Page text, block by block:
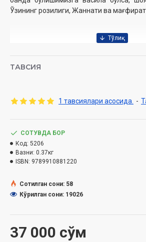
Ўзининг розилиги, Жаннати ва
Сана:2024 йил
Ўлчами:60×90 1/16‎
Ўзбекистон Республикаси Вазирлар
Дин ишлари бўйича қўмитанинг
ТАВСИЯ
1 тавсиялари асосида. -
37 000 сўм
СОТУВДА БОР
Код: 5206
Вазни: 0.37кг
ISBN: 9789910881220
Сотилган сони: 58
Кўрилган сони: 19026